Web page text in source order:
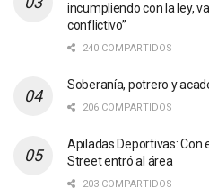
incumpliendo con la ley,
conflictivo”
240 COMPARTIDOS
Soberanía, potrero y
206 COMPARTIDOS
Apiladas Deportivas: Con
Street entró al área
203 COMPARTIDOS